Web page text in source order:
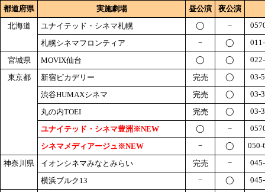
都道府県 実施劇場 昼公演
夜公演
北海道
ユナイテッド・シネマ札幌 ◯ −
札幌シネマフロンティア
− ◯
宮城県
MOVIX仙台 ◯ ◯
東京都
新宿ピカデリー 完売 ◯
03-
渋谷HUMAXシネマ
完売 ◯
03-
丸の内TOEI
完売 ◯
03-
ユナイテッド・シネマ豊洲※NEW
◯ −
シネマメディアージュ※NEW
− ◯
050-
神奈川県
イオンシネマみなとみらい 完売 −
横浜ブルク13
− ◯